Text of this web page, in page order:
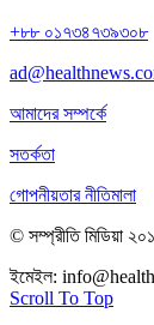
+৮৮ ০১৭৩৪৭৩৯৩০৮
আমাদের সম্পর্কে
সতর্কতা
গোপনীয়তার নীতিমালা
© সম্প্রীতি মিডিয়া
ইমেইল:
Scroll To Top